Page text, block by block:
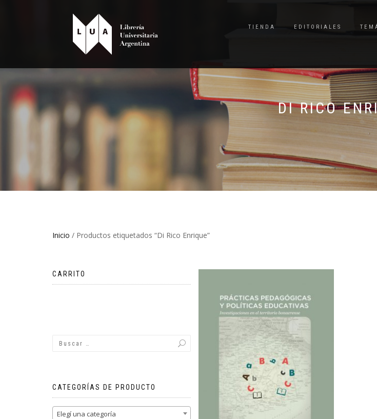
TIENDA EDITORIALES
DI RICO
Inicio / Productos etiquetados “Di Rico Enrique”
CARRITO
CATEGORÍAS DE PRODUCTO
Elegí una categoría